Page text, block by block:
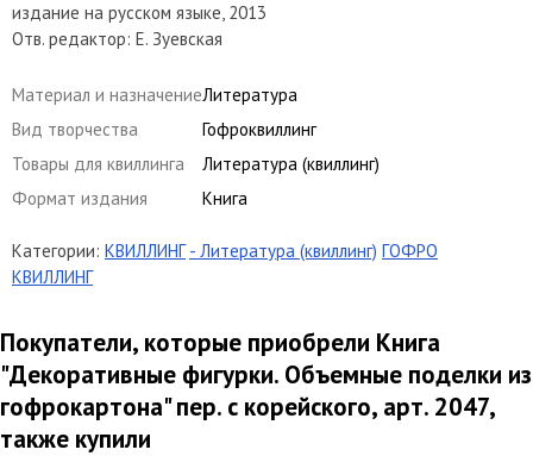
издание на русском языке, 2013
Отв. редактор: Е. Зуевская
Материал и назначениеЛитература
Вид творчества
Гофроквиллинг
Товары для квиллинга
Литература (квиллинг)
Формат издания
Книга
Категории: КВИЛЛИНГ - Литература (квиллинг) ГОФРО
КВИЛЛИНГ
Покупатели, которые приобрели Книга
"Декоративные фигурки. Объемные поделки из
гофрокартона" пер. с корейского, арт. 2047,
также купили